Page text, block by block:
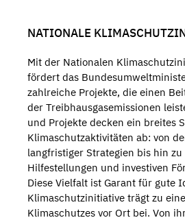
NATIONALE
Mit der Nationalen
fördert das
zahlreiche Projekte, die einen
der Treibhausgasemissionen
und Projekte decken ein breites
Klimaschutzaktivitäten ab: von
langfristiger Strategien bis hin
Hilfestellungen und investiven
Diese Vielfalt ist Garant für gute
Klimaschutzinitiative trägt zu
Klimaschutzes vor Ort bei. Von